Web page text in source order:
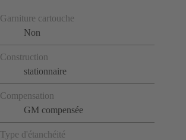
Garniture cartouche
Non
Construction
stationnaire
Compensation
GM compensée
Type d'étanchéité